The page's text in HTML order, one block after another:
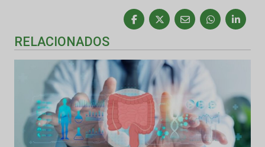
RELACIONADOS